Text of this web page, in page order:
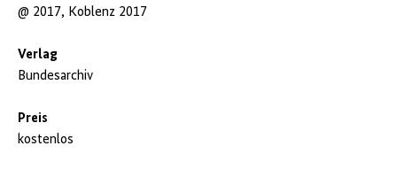
@ 2017, Koblenz 2017
Verlag
Bundesarchiv
Preis
kostenlos